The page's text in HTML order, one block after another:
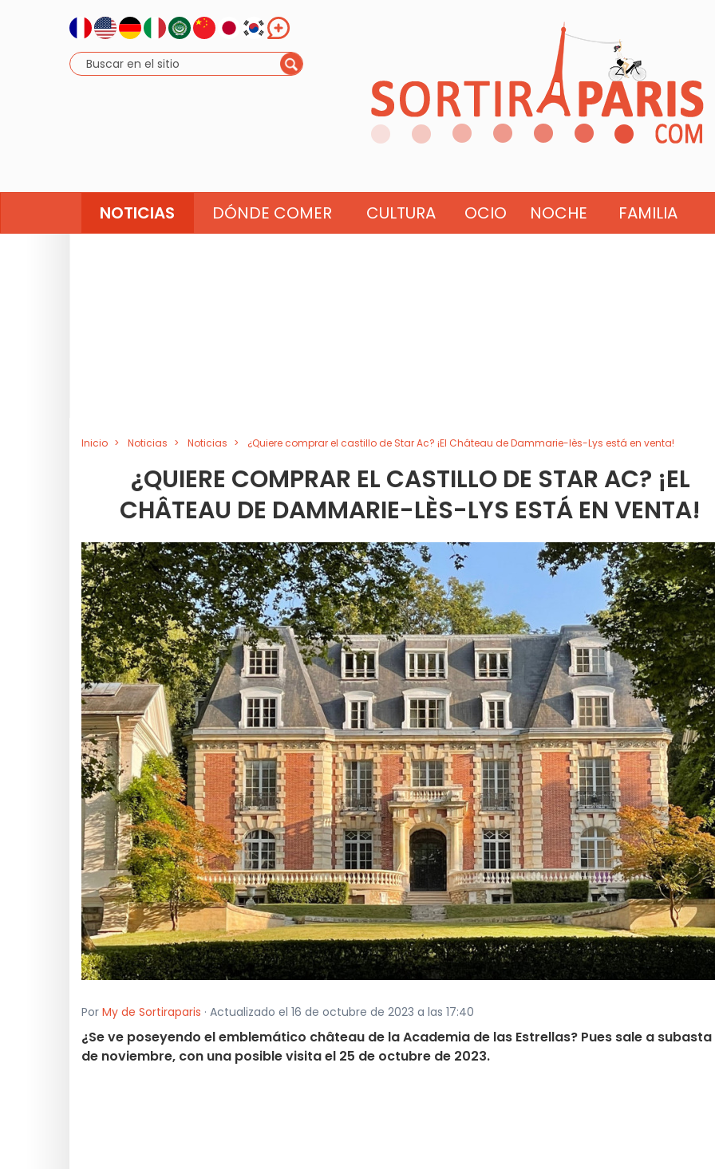
NOTICIAS DÓNDE COMER CULTURA OCIO NOCHE FAMILIA
Inicio Noticias Noticias ¿Quiere comprar el castillo de Star Ac? ¡El Château de Dammarie-lès-Lys está en venta!
¿QUIERE COMPRAR EL CASTILLO DE STAR AC? ¡EL
CHÂTEAU DE DAMMARIE-LÈS-LYS ESTÁ EN VENTA!
Por My de Sortiraparis · Actualizado el 16 de octubre de 2023 a las 17:40
¿Se ve poseyendo el emblemático château de la Academia de las Estrellas? Pues sale a subasta
de noviembre, con una posible visita el 25 de octubre de 2023.